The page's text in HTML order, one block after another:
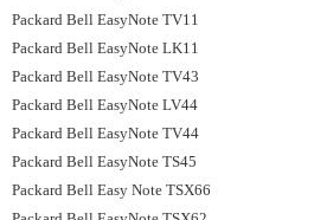
Packard Bell EasyNote TV11
Packard Bell EasyNote LK11
Packard Bell EasyNote TV43
Packard Bell EasyNote LV44
Packard Bell EasyNote TV44
Packard Bell EasyNote TS45
Packard Bell Easy Note TSX66